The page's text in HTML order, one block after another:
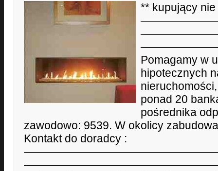
** kupujący nie
Pomagamy w
hipotecznych
ponad 20
pośrednika
zawodowo: 9539. W okolicy
Kontakt do doradcy :